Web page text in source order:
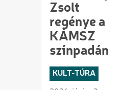
Zsolt
regénye a
KÁMSZ
színpadán
KULT-TÚRA